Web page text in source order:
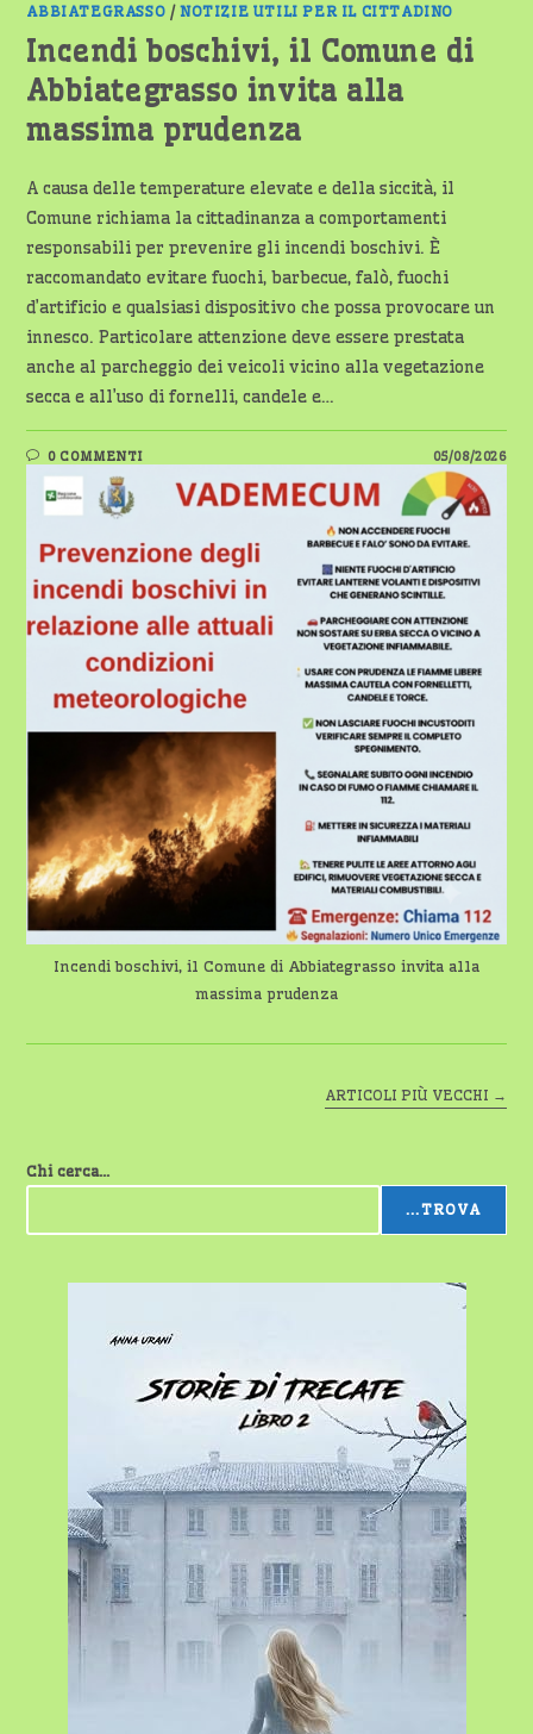
ABBIATEGRASSO /NOTIZIE UTILI PER IL CITTADINO
Incendi boschivi, il Comune di
Abbiategrasso invita alla
massima prudenza
A causa delle temperature elevate e della siccità, il
Comune richiama la cittadinanza a comportamenti
responsabili per prevenire gli incendi boschivi. È
raccomandato evitare fuochi, barbecue, falò, fuochi
d’artificio e qualsiasi dispositivo che possa provocare un
innesco. Particolare attenzione deve essere prestata
anche al parcheggio dei veicoli vicino alla vegetazione
secca e all’uso di fornelli, candele e…
0 COMMENTI 05/08/2026
Incendi boschivi, il Comune di Abbiategrasso invita alla
massima prudenza
ARTICOLI PIÙ VECCHI →
Chi cerca...
...TROVA